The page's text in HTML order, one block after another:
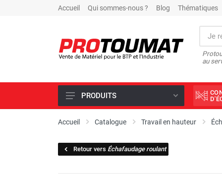
Accueil Qui sommes-nous ? Blog Thématiques
au
PROMOTIONS D'USINE
SCIAGE ET FORAGE
PRODUITS
Accueil Catalogue Travail en hauteur
Retour vers Échafaudage roulant